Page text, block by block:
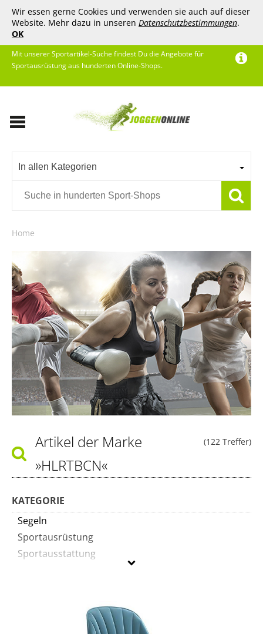
Wir essen gerne Cookies und verwenden sie auch auf dieser
Website. Mehr dazu in unseren Datenschutzbestimmungen.
OK
Mit unserer Sportartikel-Suche findest Du die Angebote für
Sportausrüstung aus hunderten Online-Shops.
In allen Kategorien
Home
(122 Treffer)
Artikel der Marke
»HLRTBCN«
KATEGORIE
Segeln
Sportausrüstung
Sportausstattung